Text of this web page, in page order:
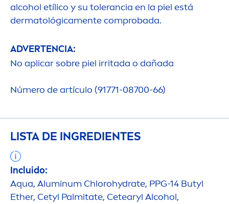
alcohol etílico y su tolerancia en la piel está
dermatológicamente comprobada.
ADVERTENCIA:
No aplicar sobre piel irritada o dañada
Número de artículo (91771-08700-66)
LISTA DE INGREDIENTES
Incluido:
Aqua, Aluminum Chlorohydrate, PPG-14 Butyl
Ether, Cetyl Palmitate, Cetearyl Alcohol,